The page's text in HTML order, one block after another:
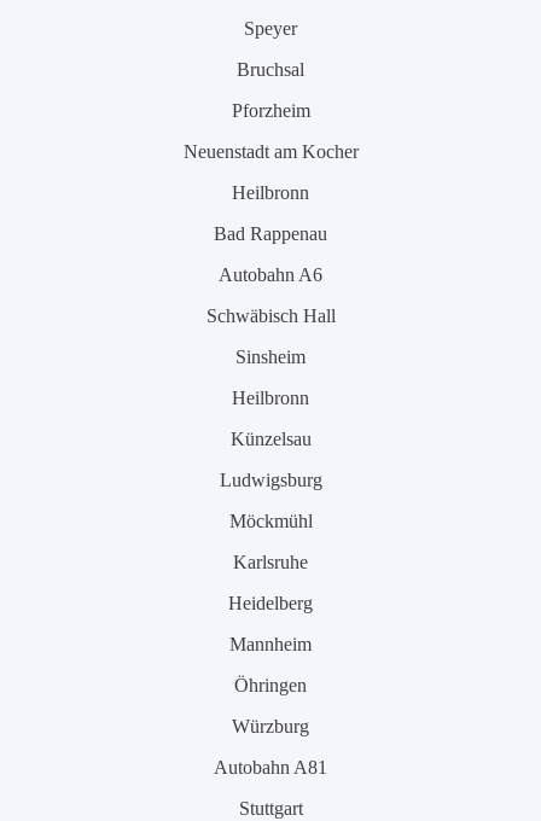
Speyer
Bruchsal
Pforzheim
Neuenstadt am Kocher
Heilbronn
Bad Rappenau
Autobahn A6
Schwäbisch Hall
Sinsheim
Heilbronn
Künzelsau
Ludwigsburg
Möckmühl
Karlsruhe
Heidelberg
Mannheim
Öhringen
Würzburg
Autobahn A81
Stuttgart